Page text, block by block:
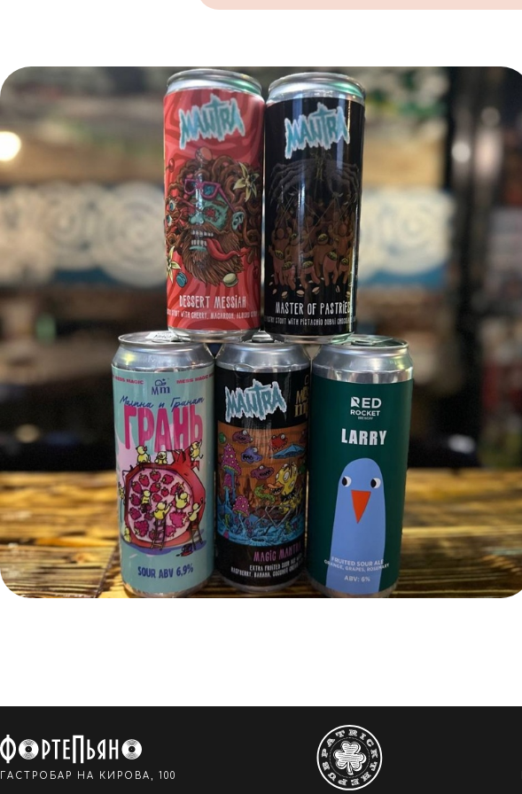
ГАСТРОБАР НА КИРОВА, 100